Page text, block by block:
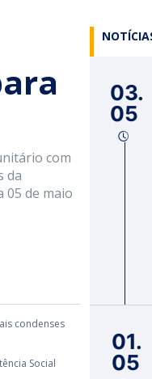
com
da
05 de maio
condenses
Social
03.
05
01.
05